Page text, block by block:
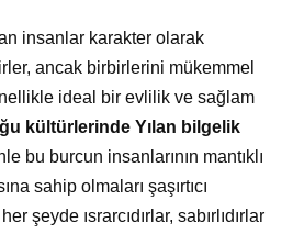
insanlar karakter olarak
ancak birbirlerini mükemmel
ideal bir evlilik ve sağlam
kültürlerinde Yılan bilgelik
bu burcun insanlarının mantıklı
sahip olmaları şaşırtıcı
şeyde ısrarcıdırlar, sabırlıdırlar